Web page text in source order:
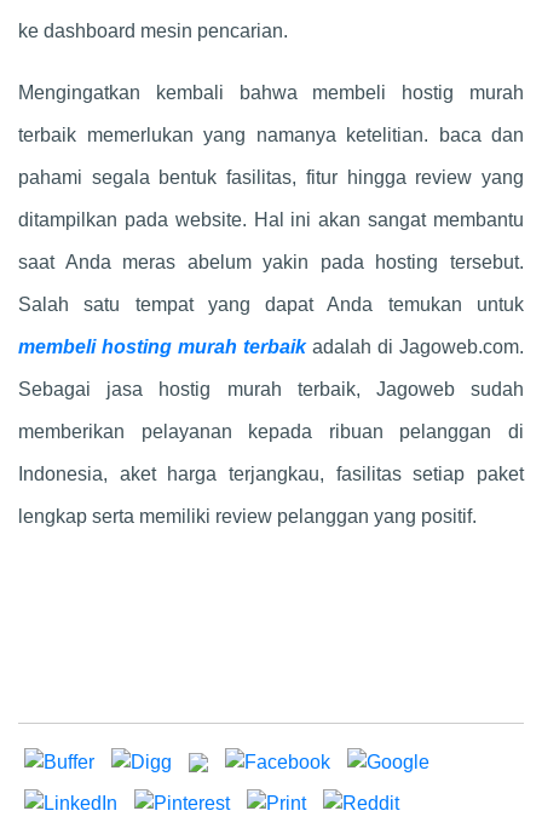
ke dashboard mesin pencarian.
Mengingatkan kembali bahwa membeli hostig murah
terbaik memerlukan yang namanya ketelitian. baca dan
pahami segala bentuk fasilitas, fitur hingga review yang
ditampilkan pada website. Hal ini akan sangat membantu
saat Anda meras abelum yakin pada hosting tersebut.
Salah satu tempat yang dapat Anda temukan untuk
membeli hosting murah terbaikadalah di Jagoweb.com.
Sebagai jasa hostig murah terbaik, Jagoweb sudah
memberikan pelayanan kepada ribuan pelanggan di
Indonesia, aket harga terjangkau, fasilitas setiap paket
lengkap serta memiliki review pelanggan yang positif.